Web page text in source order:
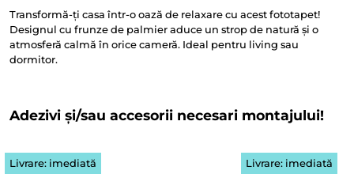
Transformă-ți casa într-o oază de relaxare cu acest fototapet!
Designul cu frunze de palmier aduce un strop de natură și o
atmosferă calmă în orice cameră. Ideal pentru living sau
dormitor.
Adezivi și/sau accesorii necesari montajului!
Livrare: imediată Livrare: imediată